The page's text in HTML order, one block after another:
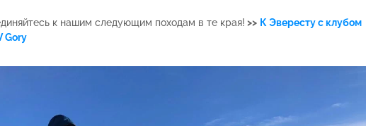
к нашим следующим походам в те края! >> К Эвересту с клубом
Gory